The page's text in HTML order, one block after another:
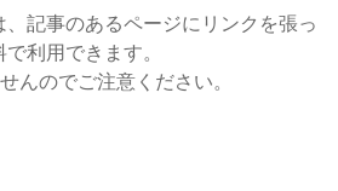
記事のあるページにリンクを張っ
利用できます。
んのでご注意ください。